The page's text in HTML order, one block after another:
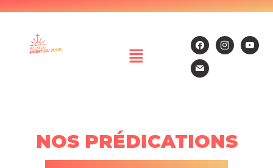
NOS PRÉDICATIONS